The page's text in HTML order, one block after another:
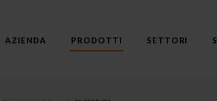
AZIENDA PRODOTTI SETTORI